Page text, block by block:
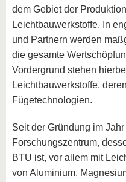
dem Gebiet der
Leichtbauwerkstoffe. In
und Partnern werden
die gesamte
Vordergrund stehen
Leichtbauwerkstoffe,
Fügetechnologien.
Seit der Gründung im
Forschungszentrum,
BTU ist, vor allem mit
von Aluminium,